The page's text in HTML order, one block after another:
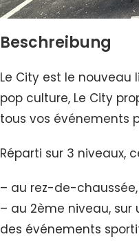
Beschreibung
Le City est le
pop culture, Le City
tous vos événements
Réparti sur 3 niveaux,
– au rez-de-
– au 2ème niveau,
des événements